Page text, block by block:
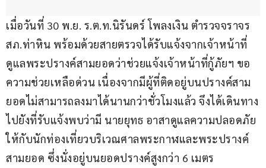
เมื่อวันที่ 30 พ.ย. ร.ต.ท.นิรันดร์ โพลงเงิน ตำรวจจราจร
สภ.ท่าหิน พร้อมด้วยสายตรวจได้รับแจ้งจากเจ้าหน้าที่
ดูแลพระปรางค์สามยอดว่าช่วยแจ้งเจ้าหน้าที่กู้ภัยฯ ขอ
ความช่วยเหลือด่วน เนื่องจากมีผู้ที่ติดอยู่บนปรางค์สาม
ยอดไม่สามารถลงมาได้นานกว่าชั่วโมงแล้ว จึงได้เดินทาง
ไปยังที่รับแจ้งพบว่ามี นายยุทธ อาสาดูแลความปลอดภัย
ให้กับนักท่องเที่ยวบริเวณศาลพระกาฬและพระปรางค์
สามยอด ซึ่งนั่งอยู่บนยอดปรางค์สูงกว่า 6 เมตร